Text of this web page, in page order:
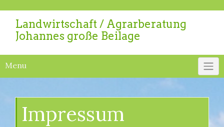
contentLandwirtschaft / Agrarberatung
Johannes große Beilage
Menu
Impressum